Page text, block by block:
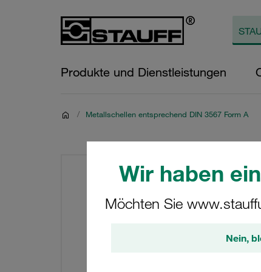
Wir haben
Möchten Sie
Nein,
Produkte und Dienstleistungen
/ Metallschellen entsprechend DIN 3567 Form A